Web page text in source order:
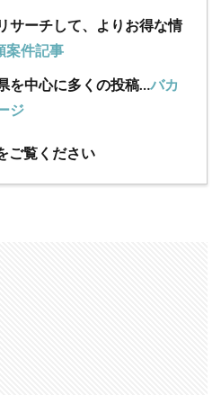
サーチして、よりお得な情
案件記事
を中心に多くの投稿…バカ
ジ
ご覧ください